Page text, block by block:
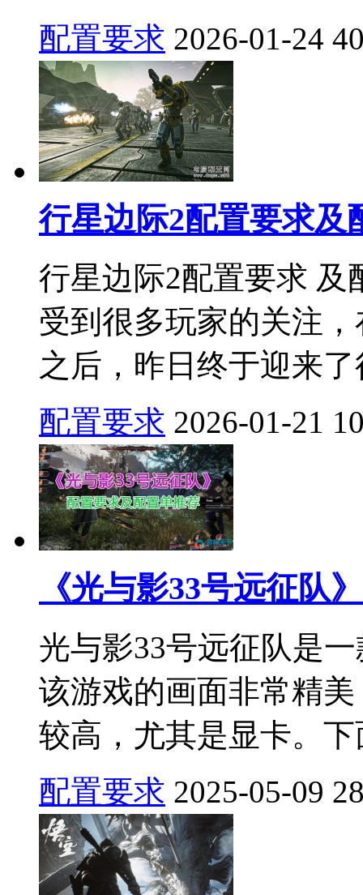
配置要求 2026-01-24
行星边际2配置要求及
行星边际2配置要求 及
受到很多玩家的关注
之后，昨日终于迎来
配置要求 2026-01-21
《光与影33号远征队
光与影33号远征队是
该游戏的画面非常精
较高，尤其是显卡。
配置要求 2025-05-09